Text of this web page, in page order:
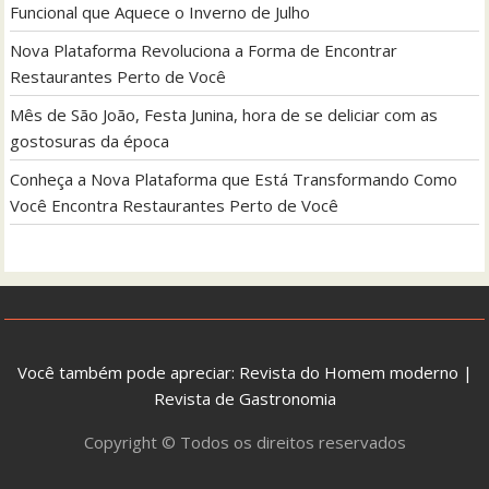
Funcional que Aquece o Inverno de Julho
Nova Plataforma Revoluciona a Forma de Encontrar
Restaurantes Perto de Você
Mês de São João, Festa Junina, hora de se deliciar com as
gostosuras da época
Conheça a Nova Plataforma que Está Transformando Como
Você Encontra Restaurantes Perto de Você
Você também pode apreciar: Revista do Homem moderno |
Revista de Gastronomia
Copyright © Todos os direitos reservados